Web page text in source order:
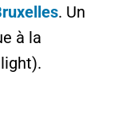
. Un
à la